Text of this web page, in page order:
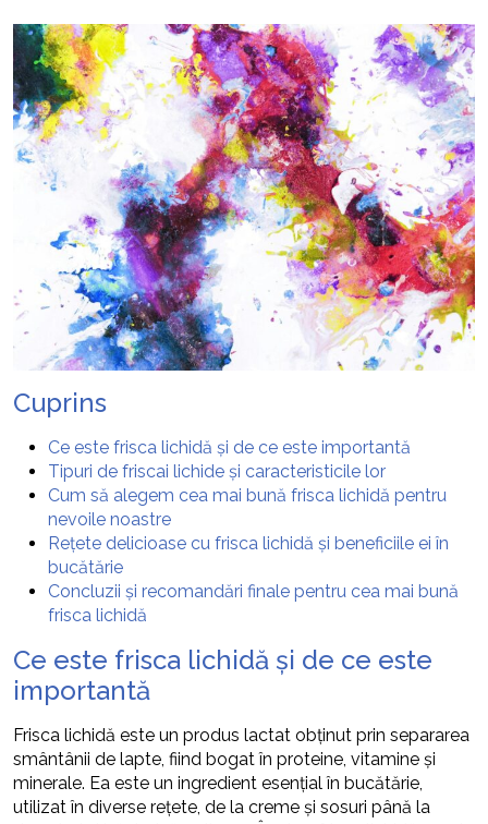
Cuprins
Ce este frisca lichidă și de ce este importantă
Tipuri de friscai lichide și caracteristicile lor
Cum să alegem cea mai bună frisca lichidă pentru
nevoile noastre
Rețete delicioase cu frisca lichidă și beneficiile ei în
bucătărie
Concluzii și recomandări finale pentru cea mai bună
frisca lichidă
Ce este frisca lichidă și de ce este
importantă
Frisca lichidă este un produs lactat obținut prin separarea
smântânii de lapte, fiind bogat în proteine, vitamine și
minerale. Ea este un ingredient esențial în bucătărie,
utilizat în diverse rețete, de la creme și sosuri până la